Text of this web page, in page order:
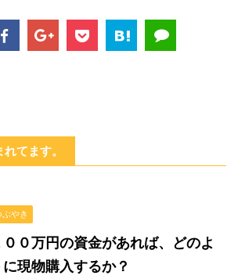
てます。
ぶやき
００万円の資金があれば、どのよ
に現物購入するか？